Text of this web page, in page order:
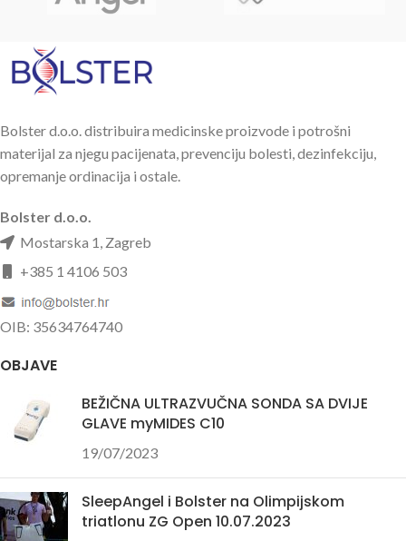
Bolster d.o.o. distribuira medicinske proizvode i potrošni
materijal za njegu pacijenata, prevenciju bolesti, dezinfekciju,
opremanje ordinacija i ostale.
Bolster d.o.o.
Mostarska 1, Zagreb
+385 1 4106 503
OIB: 35634764740
OBJAVE
BEŽIČNA ULTRAZVUČNA SONDA SA DVIJE
GLAVE myMIDES C10
19/07/2023
SleepAngel i Bolster na Olimpijskom
triatlonu ZG Open 10.07.2023